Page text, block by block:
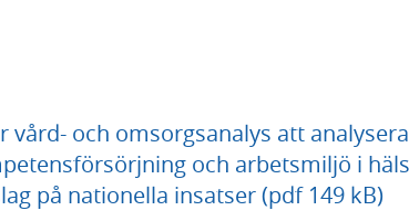
och omsorgsanalys att
och arbetsmiljö i
på nationella insatser (pdf 149 kB)